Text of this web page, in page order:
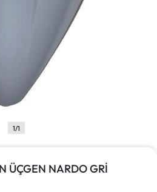
1/1
ÜÇGEN NARDO GRİ